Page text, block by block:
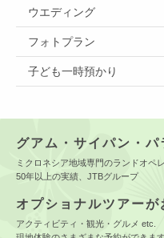
ウエディング
フォトプラン
子ども一時預かり
グアム・サイパン・パ
ミクロネシア地域専門のランドオペ
50年以上の実績、JTBグループ
オプショナルツアーが
アクティビティ・観光・グルメ etc.